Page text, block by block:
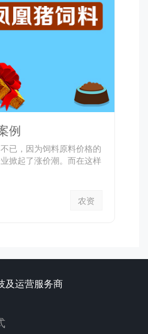
例
已，因为饲料原料价格的
掀起了涨价潮。而在这样
农资
及运营服务商